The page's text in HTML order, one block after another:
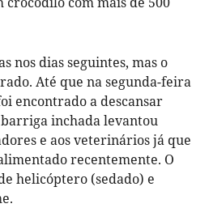
nos dias seguintes, mas o
Até que na segunda-feira
encontrado a descansar
inchada levantou
e aos veterinários já que
recentemente. O
helicóptero (sedado) e